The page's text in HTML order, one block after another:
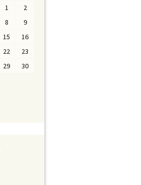
1
2
8
9
15
16
22
23
29
30